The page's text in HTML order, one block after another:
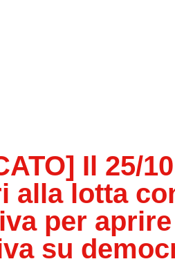
Il 25/
alla lotta
per
su